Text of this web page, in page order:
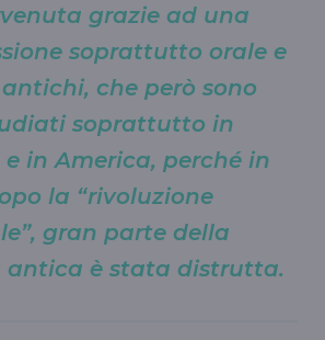
grazie ad una
soprattutto orale e
che però sono
soprattutto in
e in America, perché in
la “rivoluzione
gran parte della
antica è stata distrutta.